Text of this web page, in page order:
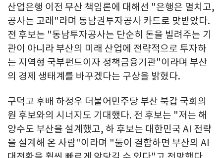
산업은행 이전 무산 책임론에 대해선 "은행은 멸치고,
공사는 고래"라며 동남권투자공사 카드로 맞받았다.
전 후보는 "동남투자공사는 단순히 돈을 빌려주는 기
관이 아니라 부산의 미래 산업에 전략적으로 투자하
는 지역형 국부펀드이자 정책금융기관"이라며 부산
의 경제 생태계를 바꾸겠다는 구상을 밝혔다.
구덕고 후배 하정우 더불어민주당 부산 북갑 국회의
원 후보와의 시너지도 기대했다. 전 후보는 "저는 해
양수도 부산을 설계했고, 하 후보는 대한민국 AI 전략
을 설계해 온 사람"이라며 "둘이 결합하면 부산의 AI